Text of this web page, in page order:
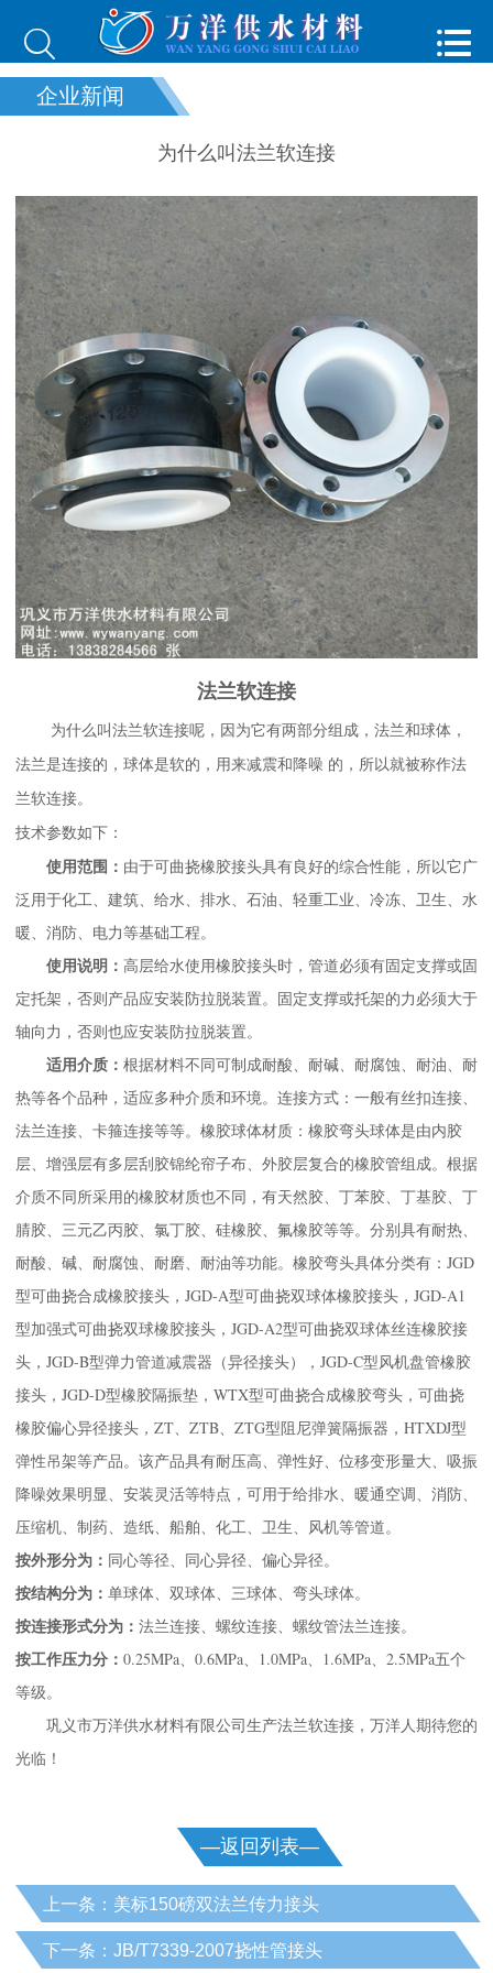


企业新闻
为什么叫法兰软连接
法兰软连接
为什么叫法兰软连接呢，因为它有两部分组成，法兰和球体，
法兰是连接的，球体是软的，用来减震和降噪 的，所以就被称作法
兰软连接。
技术参数如下：
使用范围： 由于可曲挠橡胶接头具有良好的综合性能，所以它广
泛用于化工、建筑、给水、排水、石油、轻重工业、冷冻、卫生、水
暖、消防、电力等基础工程。
使用说明： 高层给水使用橡胶接头时，管道必须有固定支撑或固
定托架，否则产品应安装防拉脱装置。固定支撑或托架的力必须大于
轴向力，否则也应安装防拉脱装置。
适用介质： 根据材料不同可制成耐酸、耐碱、耐腐蚀、耐油、耐
热等各个品种，适应多种介质和环境。连接方式：一般有丝扣连接、
法兰连接、卡箍连接等等。橡胶球体材质：橡胶弯头球体是由内胶
层、增强层有多层刮胶锦纶帘子布、外胶层复合的橡胶管组成。根据
介质不同所采用的橡胶材质也不同，有天然胶、丁苯胶、丁基胶、丁
腈胶、三元乙丙胶、氯丁胶、硅橡胶、氟橡胶等等。分别具有耐热、
耐酸、碱、耐腐蚀、耐磨、耐油等功能。橡胶弯头具体分类有：JGD
型可曲挠合成橡胶接头，JGD-A型可曲挠双球体橡胶接头，JGD-A1
型加强式可曲挠双球橡胶接头，JGD-A2型可曲挠双球体丝连橡胶接
头，JGD-B型弹力管道减震器（异径接头），JGD-C型风机盘管橡胶
接头，JGD-D型橡胶隔振垫，WTX型可曲挠合成橡胶弯头，可曲挠
橡胶偏心异径接头，ZT、ZTB、ZTG型阻尼弹簧隔振器，HTXDJ型
弹性吊架等产品。该产品具有耐压高、弹性好、位移变形量大、吸振
降噪效果明显、安装灵活等特点，可用于给排水、暖通空调、消防、
压缩机、制药、造纸、船舶、化工、卫生、风机等管道。
按外形分为： 同心等径、同心异径、偏心异径。
按结构分为： 单球体、双球体、三球体、弯头球体。
按连接形式分为： 法兰连接、螺纹连接、螺纹管法兰连接。
按工作压力分： 0.25MPa、0.6MPa、1.0MPa、1.6MPa、2.5MPa五个
等级。
巩义市万洋供水材料有限公司生产法兰软连接，万洋人期待您的
光临！
—返回列表—
上一条：美标150磅双法兰传力接头
下一条：JB/T7339-2007挠性管接头